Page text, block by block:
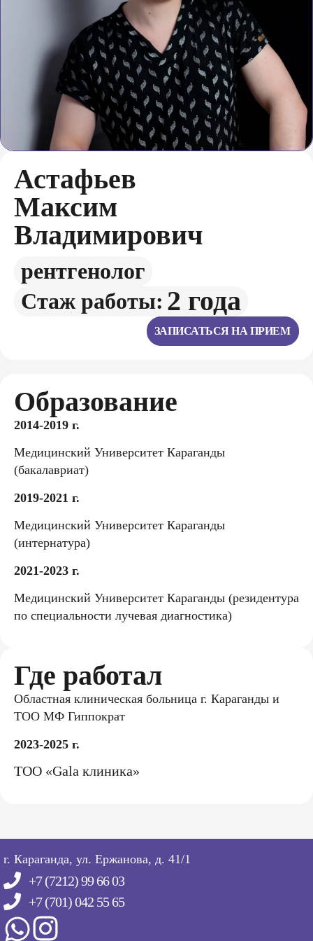
Астафьев
Максим
Владимирович
рентгенолог
Стаж работы: 2 года
ЗАПИСАТЬСЯ НА ПРИЕМ
Образование
2014-2019 г.
Медицинский Университет Караганды
(бакалавриат)
2019-2021 г.
Медицинский Университет Караганды
(интернатура)
2021-2023 г.
Медицинский Университет Караганды (резидентура
по специальности лучевая диагностика)
Где работал
Областная клиническая больница г. Караганды и
ТОО МФ Гиппократ
2023-2025 г.
ТОО «Gala клиника»
г. Караганда, ул. Ержанова, д. 41/1
+7 (7212) 99 66 03
+7 (701) 042 55 65